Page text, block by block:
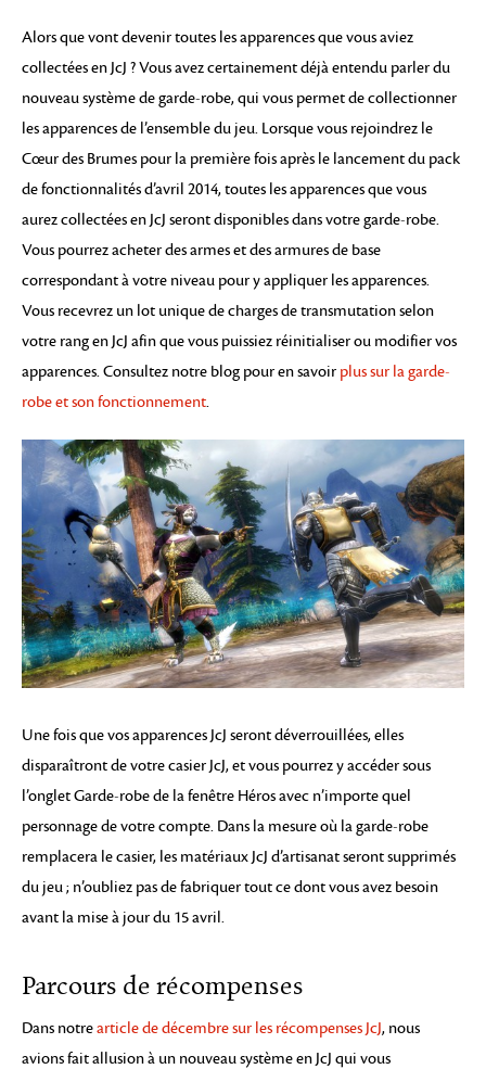
Alors que vont devenir toutes les apparences que vous aviez
collectées en JcJ ? Vous avez certainement déjà entendu parler du
nouveau système de garde-robe, qui vous permet de collectionner
les apparences de l’ensemble du jeu. Lorsque vous rejoindrez le
Cœur des Brumes pour la première fois après le lancement du pack
de fonctionnalités d’avril 2014, toutes les apparences que vous
aurez collectées en JcJ seront disponibles dans votre garde-robe.
Vous pourrez acheter des armes et des armures de base
correspondant à votre niveau pour y appliquer les apparences.
Vous recevrez un lot unique de charges de transmutation selon
votre rang en JcJ afin que vous puissiez réinitialiser ou modifier vos
apparences. Consultez notre blog pour en savoir plus sur la garde-
robe et son fonctionnement.
Une fois que vos apparences JcJ seront déverrouillées, elles
disparaîtront de votre casier JcJ, et vous pourrez y accéder sous
l’onglet Garde-robe de la fenêtre Héros avec n’importe quel
personnage de votre compte. Dans la mesure où la garde-robe
remplacera le casier, les matériaux JcJ d’artisanat seront supprimés
du jeu ; n’oubliez pas de fabriquer tout ce dont vous avez besoin
avant la mise à jour du 15 avril.
Parcours de récompenses
Dans notrearticle de décembre sur les récompenses JcJ, nous
avions fait allusion à un nouveau système en JcJ qui vous